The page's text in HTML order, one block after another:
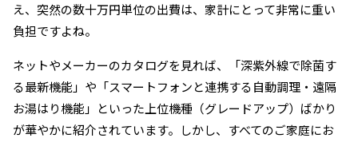
え、突然の数十万円単位の出費は、家計にとって非常に重い
負担ですよね。
ネットやメーカーのカタログを見れば、「深紫外線で除菌す
る最新機能」や「スマートフォンと連携する自動調理・遠隔
お湯はり機能」といった上位機種（グレードアップ）ばかり
が華やかに紹介されています。しかし、すべてのご家庭にお